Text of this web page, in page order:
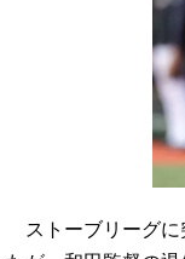
ストーブリーグに